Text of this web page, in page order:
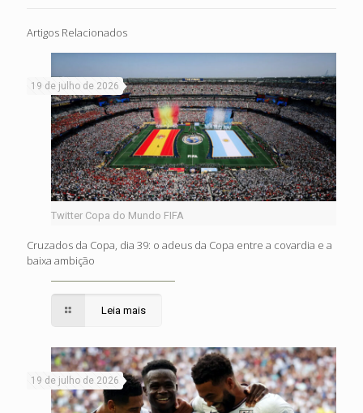
Artigos Relacionados
Twitter Copa do Mundo FIFA
19 de julho de 2026
Cruzados da Copa, dia 39: o adeus da Copa entre a covardia e a
baixa ambição
Leia mais
19 de julho de 2026